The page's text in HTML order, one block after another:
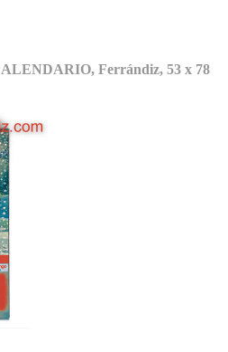
Ferrándiz, 53 x 78